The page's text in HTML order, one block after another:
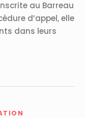
au Barreau
d’appel, elle
dans leurs